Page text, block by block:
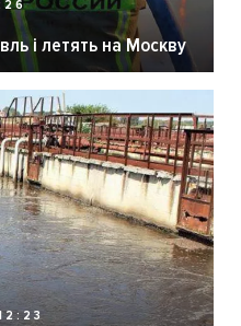
і летять на Москву